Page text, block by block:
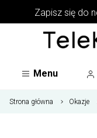
Zapisz się do
Menu
Strona główna Okazje